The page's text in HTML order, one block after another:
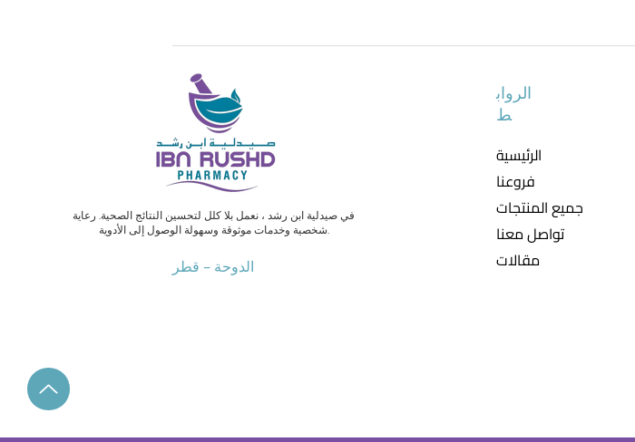
في صيدلية ابن رشد ، نعمل بلا كلل لتحسين النتائج الصحية. رعاية
شخصية وخدمات موثوقة وسهولة الوصول إلى الأدوية.
الدوحة - قطر
الرواب
ط
الرئيسية
فروعنا
جميع المنتجات
تواصل معنا
مقالات